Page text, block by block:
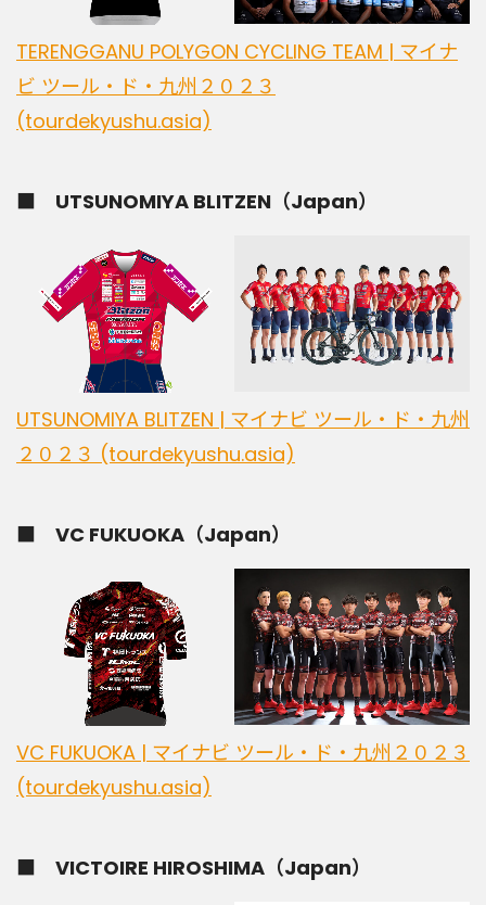
TERENGGANU POLYGON CYCLING TEAM | マイナ
ビ ツール・ド・九州２０２３
(tourdekyushu.asia)
■ UTSUNOMIYA BLITZEN（Japan）
UTSUNOMIYA BLITZEN | マイナビ ツール・ド・九州
２０２３ (tourdekyushu.asia)
■ VC FUKUOKA（Japan）
VC FUKUOKA | マイナビ ツール・ド・九州２０２３
(tourdekyushu.asia)
■ VICTOIRE HIROSHIMA（Japan）